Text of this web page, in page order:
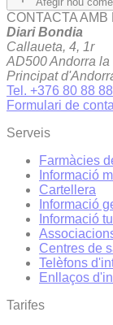
CONTACTA
Diari Bondia
Callaueta, 4, 1r
AD500 Andorra la
Principat
Tel. +376 80 88 88
Formulari de
Serveis
Farmàcies
Informació
Cartellera
Informació
Informació
Centres de
Telèfons
Enllaços
Tarifes